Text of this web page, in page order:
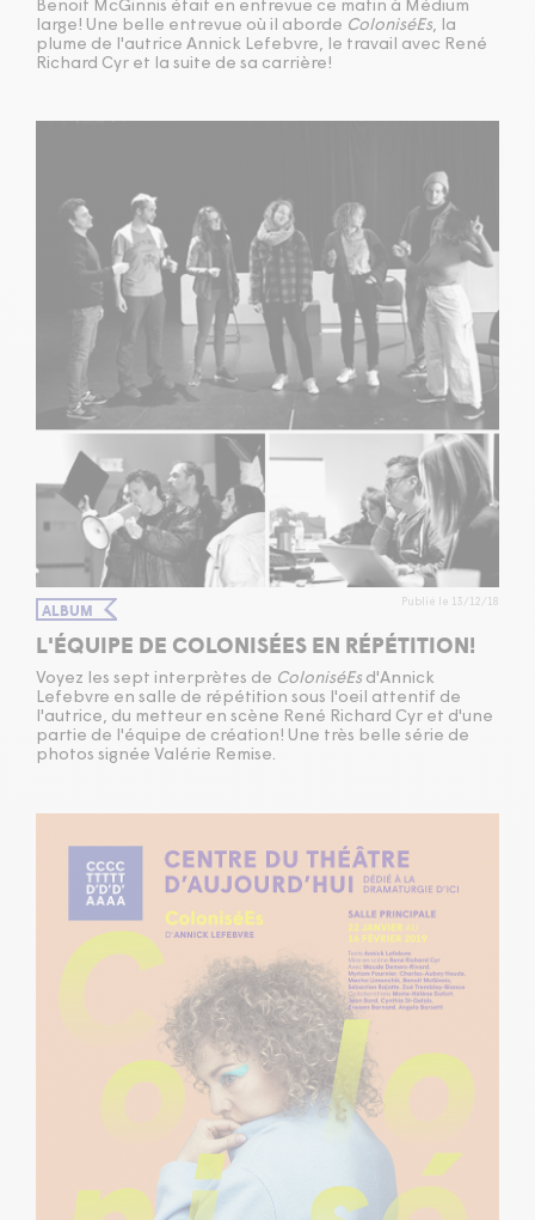
Benoit McGinnis était en entrevue ce matin à Médium
large! Une belle entrevue où il aborde ColoniséEs, la
plume de l'autrice Annick Lefebvre, le travail avec René
Richard Cyr et la suite de sa carrière!
ALBUM Publié le 13/12/18
L'ÉQUIPE DE COLONISÉES EN RÉPÉTITION!
Voyez les sept interprètes de ColoniséEs d'Annick
Lefebvre en salle de répétition sous l'oeil attentif de
l'autrice, du metteur en scène René Richard Cyr et d'une
partie de l'équipe de création! Une très belle série de
photos signée Valérie Remise.